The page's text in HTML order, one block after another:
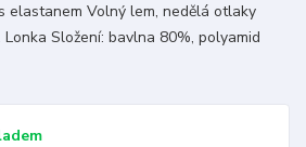
elastanem Volný lem, nedělá otlaky
Složení: bavlna 80%, polyamid